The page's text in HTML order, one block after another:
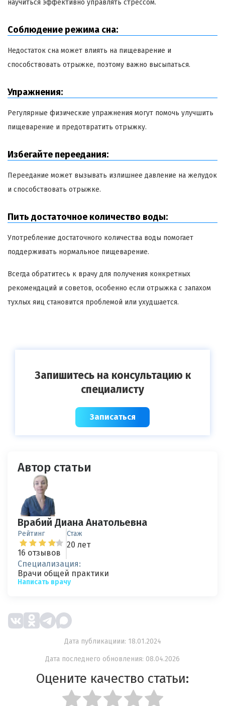
научиться эффективно управлять стрессом.
Соблюдение режима сна:
Недостаток сна может влиять на пищеварение и
способствовать отрыжке, поэтому важно высыпаться.
Упражнения:
Регулярные физические упражнения могут помочь улучшить
пищеварение и предотвратить отрыжку.
Избегайте переедания:
Переедание может вызывать излишнее давление на желудок
и способствовать отрыжке.
Пить достаточное количество воды:
Употребление достаточного количества воды помогает
поддерживать нормальное пищеварение.
Всегда обратитесь к врачу для получения конкретных
рекомендаций и советов, особенно если отрыжка с запахом
тухлых яиц становится проблемой или ухудшается.
Запишитесь на консультацию к
специалисту
Записаться
Автор статьи
Врабий Диана Анатольевна
Рейтинг
16 отзывов
Стаж
20 лет
Специализация:
Врачи общей практики
Написать врачу
Дата публикациии: 18.01.2024
Дата последнего обновления: 08.04.2026
Оцените качество статьи: